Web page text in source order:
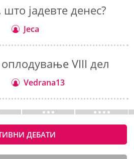
јадевте денес?
Jeca
VIII дел
Vedrana13
ДЕБАТИ